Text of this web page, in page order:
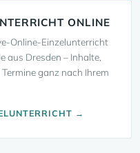
ONLINE
Online-Einzelunterricht
aus Dresden – Inhalte,
ganz nach Ihrem
→